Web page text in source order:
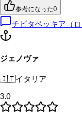
参考になった0
チビタベッキア（ロ
ジェノヴァ
🇮🇹イタリア
3.0